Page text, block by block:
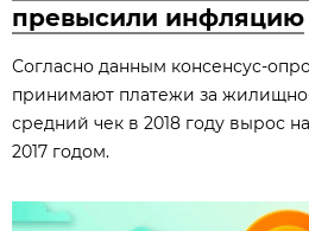
превысили инфляцию
Согласно данным консенсус-
принимают платежи за
средний чек в 2018 году вырос
2017 годом.